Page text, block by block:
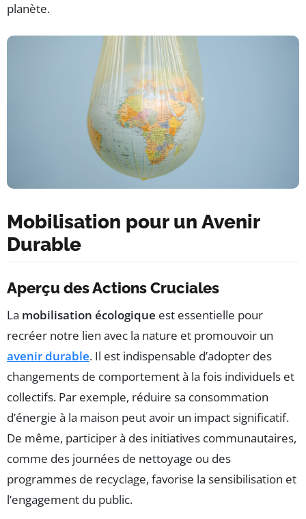
planète.
Mobilisation pour un Avenir
Durable
Aperçu des Actions Cruciales
La mobilisation écologique est essentielle pour
recréer notre lien avec la nature et promouvoir un
avenir durable. Il est indispensable d’adopter des
changements de comportement à la fois individuels et
collectifs. Par exemple, réduire sa consommation
d’énergie à la maison peut avoir un impact significatif.
De même, participer à des initiatives communautaires,
comme des journées de nettoyage ou des
programmes de recyclage, favorise la sensibilisation et
l’engagement du public.